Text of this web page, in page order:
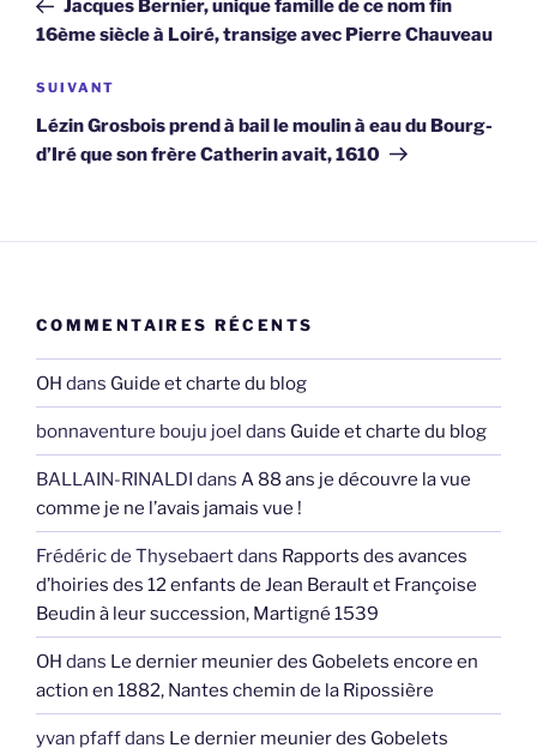
l’article
Jacques Bernier, unique famille de ce nom fin
16ème siècle à Loiré, transige avec Pierre Chauveau
Article
suivant
SUIVANT
Lézin Grosbois prend à bail le moulin à eau du Bourg-
d’Iré que son frère Catherin avait, 1610
COMMENTAIRES RÉCENTS
OH dans Guide et charte du blog
bonnaventure bouju joel dans Guide et charte du blog
BALLAIN-RINALDI dans A 88 ans je découvre la vue
comme je ne l’avais jamais vue !
Frédéric de Thysebaertdans Rapports des avances
d’hoiries des 12 enfants de Jean Berault et Françoise
Beudin à leur succession, Martigné 1539
OH dans Le dernier meunier des Gobelets encore en
action en 1882, Nantes chemin de la Ripossière
yvan pfaffdans Le dernier meunier des Gobelets